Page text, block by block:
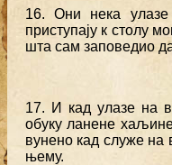
16. Они нека
приступају к столу
шта сам заповедио
17. И кад улазе на
обуку ланене
вунено кад служе на
њему.